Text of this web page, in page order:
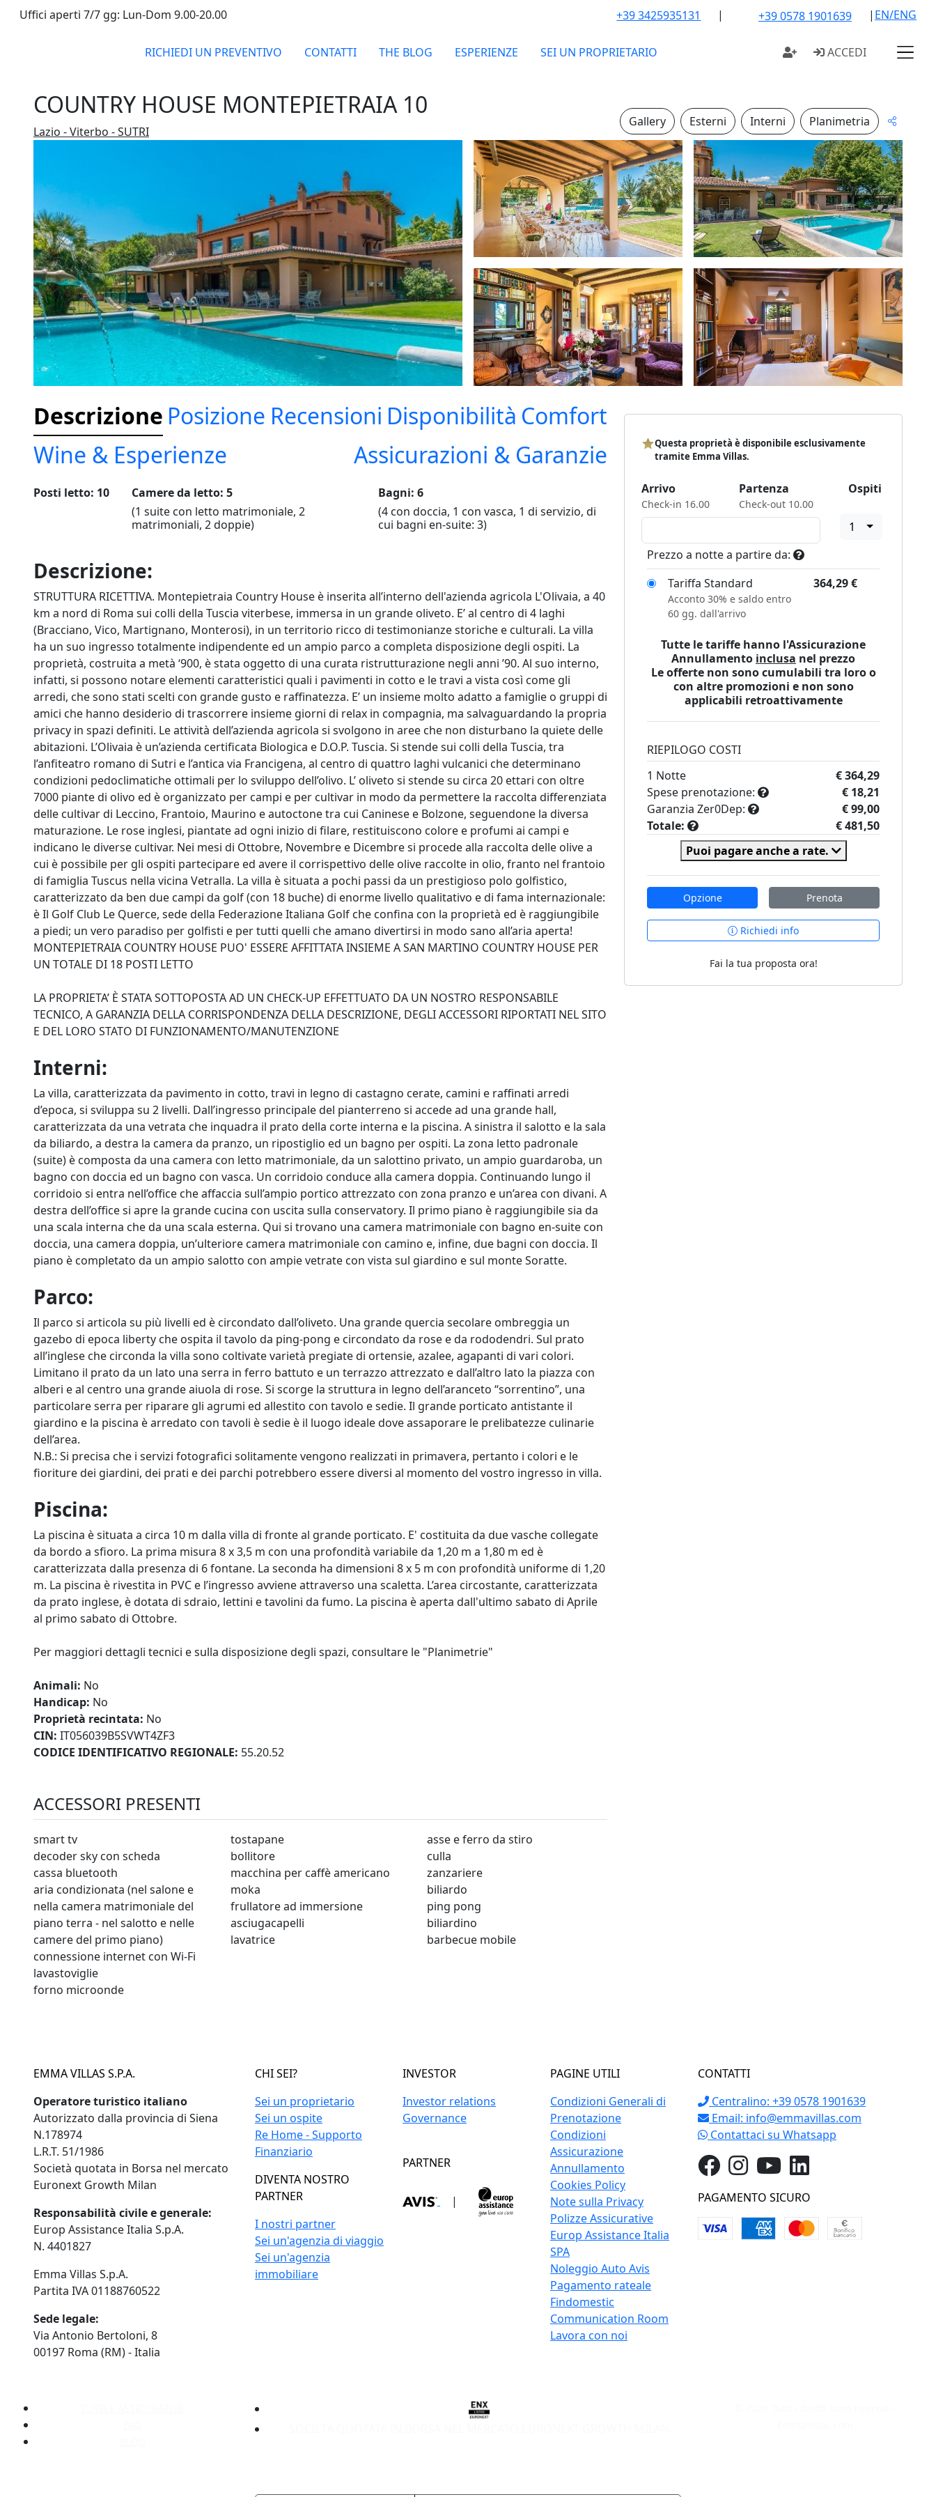
Uffici aperti 7/7 gg: Lun-Dom 9.00-20.00 +39 3425935131 | +39 0578 1901639 | EN/ENG
RICHIEDI UN PREVENTIVO CONTATTI THE BLOG ESPERIENZE SEI UN PROPRIETARIO ACCEDI
COUNTRY HOUSE MONTEPIETRAIA 10
Lazio - Viterbo - SUTRI
Gallery Esterni Interni Planimetria
Descrizione Posizione Recensioni Disponibilità Comfort
Wine & Esperienze
Assicurazioni & Garanzie
Posti letto: 10
Camere da letto: 5
(1 suite con letto matrimoniale, 2
matrimoniali, 2 doppie)
Bagni: 6
(4 con doccia, 1 con vasca, 1 di servizio, di
cui bagni en-suite: 3)
Descrizione:
STRUTTURA RICETTIVA. Montepietraia Country House è inserita all’interno dell'azienda agricola L'Olivaia, a 40
km a nord di Roma sui colli della Tuscia viterbese, immersa in un grande oliveto. E’ al centro di 4 laghi
(Bracciano, Vico, Martignano, Monterosi), in un territorio ricco di testimonianze storiche e culturali. La villa
ha un suo ingresso totalmente indipendente ed un ampio parco a completa disposizione degli ospiti. La
proprietà, costruita a metà ‘900, è stata oggetto di una curata ristrutturazione negli anni ’90. Al suo interno,
infatti, si possono notare elementi caratteristici quali i pavimenti in cotto e le travi a vista così come gli
arredi, che sono stati scelti con grande gusto e raffinatezza. E’ un insieme molto adatto a famiglie o gruppi di
amici che hanno desiderio di trascorrere insieme giorni di relax in compagnia, ma salvaguardando la propria
privacy in spazi definiti. Le attività dell’azienda agricola si svolgono in aree che non disturbano la quiete delle
abitazioni. L’Olivaia è un’azienda certificata Biologica e D.O.P. Tuscia. Si stende sui colli della Tuscia, tra
l’anfiteatro romano di Sutri e l’antica via Francigena, al centro di quattro laghi vulcanici che determinano
condizioni pedoclimatiche ottimali per lo sviluppo dell’olivo. L’ oliveto si stende su circa 20 ettari con oltre
7000 piante di olivo ed è organizzato per campi e per cultivar in modo da permettere la raccolta differenziata
delle cultivar di Leccino, Frantoio, Maurino e autoctone tra cui Caninese e Bolzone, seguendone la diversa
maturazione. Le rose inglesi, piantate ad ogni inizio di filare, restituiscono colore e profumi ai campi e
indicano le diverse cultivar. Nei mesi di Ottobre, Novembre e Dicembre si procede alla raccolta delle olive a
cui è possibile per gli ospiti partecipare ed avere il corrispettivo delle olive raccolte in olio, franto nel frantoio
di famiglia Tuscus nella vicina Vetralla. La villa è situata a pochi passi da un prestigioso polo golfistico,
caratterizzato da ben due campi da golf (con 18 buche) di enorme livello qualitativo e di fama internazionale:
è Il Golf Club Le Querce, sede della Federazione Italiana Golf che confina con la proprietà ed è raggiungibile
a piedi; un vero paradiso per golfisti e per tutti quelli che amano divertirsi in modo sano all’aria aperta!
MONTEPIETRAIA COUNTRY HOUSE PUO' ESSERE AFFITTATA INSIEME A SAN MARTINO COUNTRY HOUSE PER
UN TOTALE DI 18 POSTI LETTO
LA PROPRIETA’ È STATA SOTTOPOSTA AD UN CHECK-UP EFFETTUATO DA UN NOSTRO RESPONSABILE
TECNICO, A GARANZIA DELLA CORRISPONDENZA DELLA DESCRIZIONE, DEGLI ACCESSORI RIPORTATI NEL SITO
E DEL LORO STATO DI FUNZIONAMENTO/MANUTENZIONE
Interni:
La villa, caratterizzata da pavimento in cotto, travi in legno di castagno cerate, camini e raffinati arredi
d’epoca, si sviluppa su 2 livelli. Dall’ingresso principale del pianterreno si accede ad una grande hall,
caratterizzata da una vetrata che inquadra il prato della corte interna e la piscina. A sinistra il salotto e la sala
da biliardo, a destra la camera da pranzo, un ripostiglio ed un bagno per ospiti. La zona letto padronale
(suite) è composta da una camera con letto matrimoniale, da un salottino privato, un ampio guardaroba, un
bagno con doccia ed un bagno con vasca. Un corridoio conduce alla camera doppia. Continuando lungo il
corridoio si entra nell’office che affaccia sull’ampio portico attrezzato con zona pranzo e un’area con divani. A
destra dell’office si apre la grande cucina con uscita sulla conservatory. Il primo piano è raggiungibile sia da
una scala interna che da una scala esterna. Qui si trovano una camera matrimoniale con bagno en-suite con
doccia, una camera doppia, un’ulteriore camera matrimoniale con camino e, infine, due bagni con doccia. Il
piano è completato da un ampio salotto con ampie vetrate con vista sul giardino e sul monte Soratte.
Parco:
Il parco si articola su più livelli ed è circondato dall’oliveto. Una grande quercia secolare ombreggia un
gazebo di epoca liberty che ospita il tavolo da ping-pong e circondato da rose e da rododendri. Sul prato
all’inglese che circonda la villa sono coltivate varietà pregiate di ortensie, azalee, agapanti di vari colori.
Limitano il prato da un lato una serra in ferro battuto e un terrazzo attrezzato e dall’altro lato la piazza con
alberi e al centro una grande aiuola di rose. Si scorge la struttura in legno dell’aranceto “sorrentino”, una
particolare serra per riparare gli agrumi ed allestito con tavolo e sedie. Il grande porticato antistante il
giardino e la piscina è arredato con tavoli è sedie è il luogo ideale dove assaporare le prelibatezze culinarie
dell’area.
N.B.: Si precisa che i servizi fotografici solitamente vengono realizzati in primavera, pertanto i colori e le
fioriture dei giardini, dei prati e dei parchi potrebbero essere diversi al momento del vostro ingresso in villa.
Piscina:
La piscina è situata a circa 10 m dalla villa di fronte al grande porticato. E' costituita da due vasche collegate
da bordo a sfioro. La prima misura 8 x 3,5 m con una profondità variabile da 1,20 m a 1,80 m ed è
caratterizzata dalla presenza di 6 fontane. La seconda ha dimensioni 8 x 5 m con profondità uniforme di 1,20
m. La piscina è rivestita in PVC e l’ingresso avviene attraverso una scaletta. L’area circostante, caratterizzata
da prato inglese, è dotata di sdraio, lettini e tavolini da fumo. La piscina è aperta dall'ultimo sabato di Aprile
al primo sabato di Ottobre.
Per maggiori dettagli tecnici e sulla disposizione degli spazi, consultare le "Planimetrie"
Animali: No
Handicap: No
Proprietà recintata: No
CIN: IT056039B5SVWT4ZF3
CODICE IDENTIFICATIVO REGIONALE: 55.20.52
ACCESSORI PRESENTI
smart tv
decoder sky con scheda
cassa bluetooth
aria condizionata (nel salone e
nella camera matrimoniale del
piano terra - nel salotto e nelle
camere del primo piano)
connessione internet con Wi-Fi
lavastoviglie
forno microonde
tostapane
bollitore
macchina per caffè americano
moka
frullatore ad immersione
asciugacapelli
lavatrice
asse e ferro da stiro
culla
zanzariere
biliardo
ping pong
biliardino
barbecue mobile
Questa proprietà è disponibile esclusivamente
tramite Emma Villas.
Arrivo
Check-in 16.00
Partenza
Check-out 10.00
Ospiti
1
Prezzo a notte a partire da:
Tariffa Standard
364,29€
Acconto 30% e saldo entro
60 gg. dall'arrivo
Tutte le tariffe hanno l'Assicurazione
Annullamento inclusa nel prezzo
Le offerte non sono cumulabili tra loro o
con altre promozioni e non sono
applicabili retroattivamente
RIEPILOGO COSTI
1 Notte
€ 364,29
Spese prenotazione:
€ 18,21
Garanzia Zer0Dep:
€ 99,00
Totale:
€ 481,50
Puoi pagare anche a rate.
Opzione Prenota
Richiedi info
Fai la tua proposta ora!
EMMA VILLAS S.P.A.
Operatore turistico italiano
Autorizzato dalla provincia di Siena
N.178974
L.R.T. 51/1986
Società quotata in Borsa nel mercato
Euronext Growth Milan
Responsabilità civile e generale:
Europ Assistance Italia S.p.A.
N. 4401827
Emma Villas S.p.A.
Partita IVA 01188760522
Sede legale:
Via Antonio Bertoloni, 8
00197 Roma (RM) - Italia
CHI SEI?
Sei un proprietario
Sei un ospite
Re Home - Supporto
Finanziario
DIVENTA NOSTRO
PARTNER
I nostri partner
Sei un'agenzia di viaggio
Sei un'agenzia
immobiliare
INVESTOR
Investor relations
Governance
PARTNER
|
PAGINE UTILI
Condizioni Generali di
Prenotazione
Condizioni
Assicurazione
Annullamento
Cookies Policy
Note sulla Privacy
Polizze Assicurative
Europ Assistance Italia
SPA
Noleggio Auto Avis
Pagamento rateale
Findomestic
Communication Room
Lavora con noi
CONTATTI
Centralino: +39 0578 1901639
Email: info@emmavillas.com
Contattaci su Whatsapp
PAGAMENTO SICURO